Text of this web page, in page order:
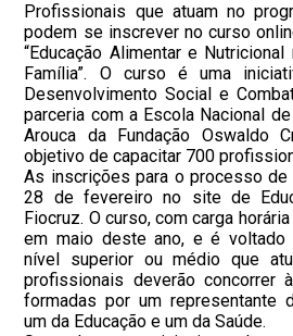
Profissionais que atuam no
podem se inscrever no curso
“Educação Alimentar e
Família”. O curso é uma
Desenvolvimento Social e
parceria com a Escola Nacional
Arouca da Fundação Oswaldo
objetivo de capacitar 700
As inscrições para o processo
28 de fevereiro no site de
Fiocruz. O curso, com carga
em maio deste ano, e é voltado
nível superior ou médio que
profissionais deverão concorrer
formadas por um representante
um da Educação e um da Saúde.